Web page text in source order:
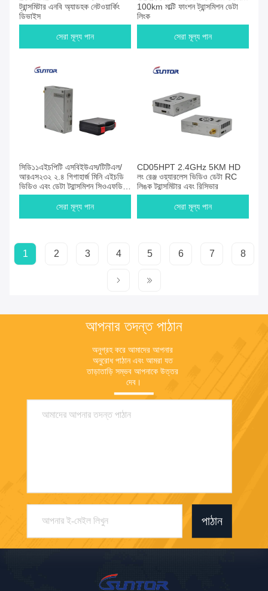
ট্রান্সমিটার এনবি অ্যাডহক নেটওয়ার্কিং
ডিভাইস
সেরা মূল্য পান
100km মাল্টি ফাংশন ট্রান্সমিশন ডেটা
লিংক
সেরা মূল্য পান
সিডি১১এইচপিটি এসবিইউএস/টিটিএল/
আরএস২৩২ ২.৪ গিগাহার্জ মিনি এইচডি
ভিডিও এবং ডেটা ট্রান্সমিশন সিওএফডিএম
ইউএভির জন্য
সেরা মূল্য পান
CD05HPT 2.4GHz 5KM HD
লং রেঞ্জ ওয়্যারলেস ভিডিও ডেটা RC
লিঙ্ক ট্রান্সমিটার এবং রিসিভার
সেরা মূল্য পান
1 2 3 4 5 6 7 8
আপনার তদন্ত পাঠান
অনুগ্রহ করে আমাদের আপনার
অনুরোধ পাঠান এবং আমরা যত
তাড়াতাড়ি সম্ভব আপনাকে উত্তর
দেব।
পাঠান